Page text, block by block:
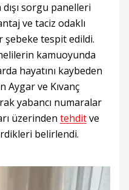
sorgu panelleri
ve taciz odaklı
tespit edildi.
kamuoyunda
hayatını kaybeden
Aygar ve Kıvanç
yabancı numaralar
üzerinden tehditve
belirlendi.